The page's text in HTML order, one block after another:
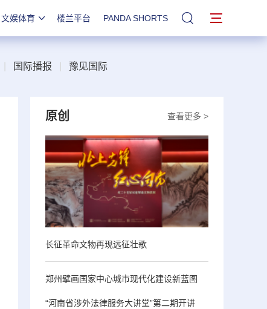
文娱体育 楼兰平台 PANDA SHORTS 站内搜索
国际播报 豫见国际
查看更多 >
原创
长征革命文物再现远征壮歌
郑州擘画国家中心城市现代化建设新蓝图
“河南省涉外法律服务大讲堂”第二期开讲